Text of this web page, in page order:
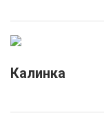
Калинка